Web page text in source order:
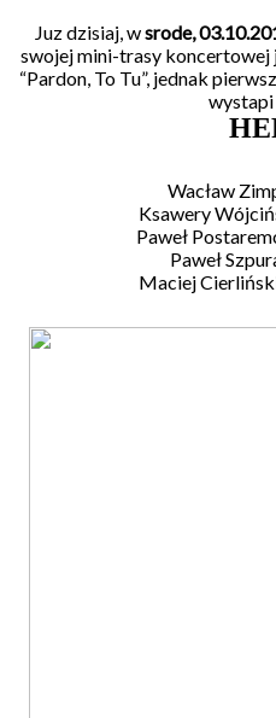
Juz dzisiaj, wsrode,
swojej mini-trasy koncertowej
“Pardon, To Tu”, jednak
Wacław
Ksawery
Paweł
Paweł
Maciej